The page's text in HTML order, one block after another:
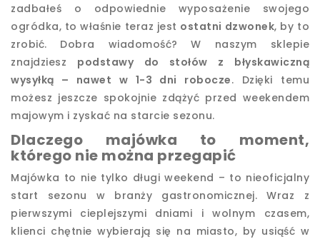
zadbałeś o odpowiednie wyposażenie swojego
ogródka, to właśnie teraz jest ostatni dzwonek, by to
zrobić. Dobra wiadomość? W naszym sklepie
znajdziesz podstawy do stołów z błyskawiczną
wysyłką – nawet w 1-3 dni robocze. Dzięki temu
możesz jeszcze spokojnie zdążyć przed weekendem
majowym i zyskać na starcie sezonu.
Dlaczego majówka to moment,
którego nie można przegapić
Majówka to nie tylko długi weekend – to nieoficjalny
start sezonu w branży gastronomicznej. Wraz z
pierwszymi cieplejszymi dniami i wolnym czasem,
klienci chętnie wybierają się na miasto, by usiąść w